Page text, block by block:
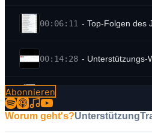
00:06:11 - Top-Folgen des
00:14:28 - Unterstützungs-
00:16:20
Abonnieren
Worum geht's?Unterstützung